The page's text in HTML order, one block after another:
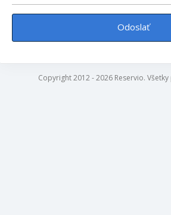
Odoslať
Copyright 2012 - 2026 Reservio.